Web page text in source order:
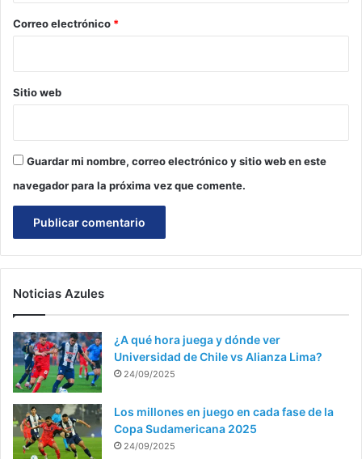
*
Correo electrónico *
Sitio web
Guardar mi nombre, correo electrónico y sitio web en este
navegador para la próxima vez que comente.
Noticias Azules
¿A qué hora juega y dónde ver
Universidad de Chile vs Alianza Lima?
24/09/2025
Los millones en juego en cada fase de la
Copa Sudamericana 2025
24/09/2025